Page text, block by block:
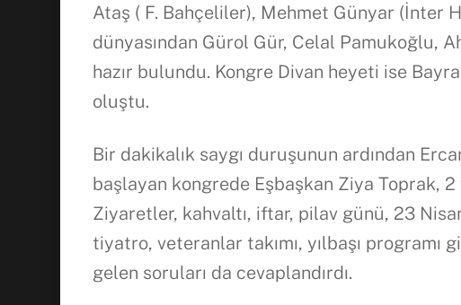
Ataş ( F. Bahçeliler), Mehmet Günyar (İnter
dünyasından Gürol Gür, Celal Pamukoğlu,
hazır bulundu. Kongre Divan heyeti ise
oluştu.
Bir dakikalık saygı duruşunun ardından
başlayan kongrede Eşbaşkan Ziya Toprak,
Ziyaretler, kahvaltı, iftar, pilav günü, 23
tiyatro, veteranlar takımı, yılbaşı
gelen soruları da cevaplandırdı.